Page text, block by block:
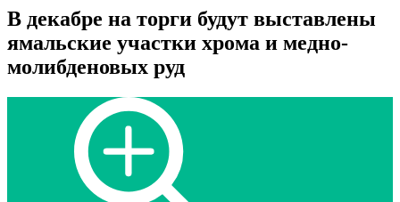
В декабре на торги будут выставлены
ямальские участки хрома и медно-
молибденовых руд